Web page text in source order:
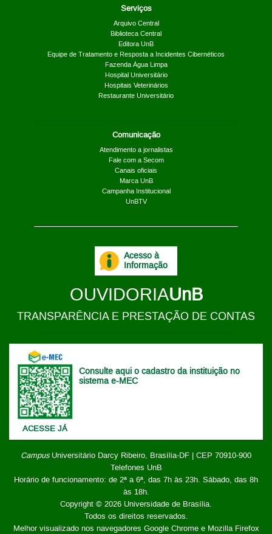
Serviços
Arquivo Central
Biblioteca Central
Editora UnB
Equipe de Tratamento e Resposta a Incidentes Cibernéticos
Fazenda Água Limpa
Hospital Universitário
Hospitais Veterinários
Restaurante Universitário
Comunicação
Atendimento a jornalistas
Fale com a Secom
Canais oficiais
Marca UnB
Campanha Institucional
UnBTV
ACESSE JÁ
Consulte aqui o cadastro da instituição no
sistema e-MEC
CampusUniversitário Darcy Ribeiro, Brasília-DF | CEP 70910-900
Telefones UnB
Horário de funcionamento: de 2ª a 6ª, das 7h às 23h. Sábado, das 8h
às 18h.
Copyright © 2026 Universidade de Brasília.
Todos os direitos reservados.
Melhor visualizado nos navegadores Google Chrome e Mozilla Firefox
Acesso à
Informação
OUVIDORIAUnB
TRANSPARÊNCIA E PRESTAÇÃO DE CONTAS